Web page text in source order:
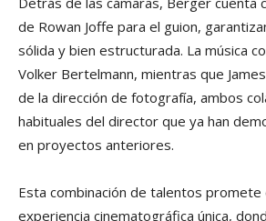
de Rowan Joffe para el guion,
sólida y bien estructurada. La música
Volker Bertelmann, mientras que
de la dirección de fotografía, ambos
habituales del director que ya han
en proyectos anteriores.
Esta combinación de talentos promete
experiencia cinematográfica única,